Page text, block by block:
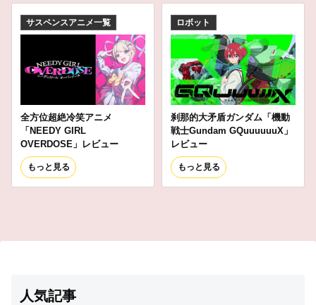
サスペンスアニメ一覧
全方位超絶冷笑アニメ
「NEEDY GIRL
OVERDOSE」レビュー
もっと見る
ロボット
刹那的大矛盾ガンダム「機動
戦士Gundam GQuuuuuuX」
レビュー
もっと見る
人気記事